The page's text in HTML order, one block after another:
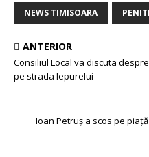
NEWS TIMISOARA
ANTERIOR
Consiliul Local va discuta
pe strada Iepurelui
Ioan Petruș a scos pe